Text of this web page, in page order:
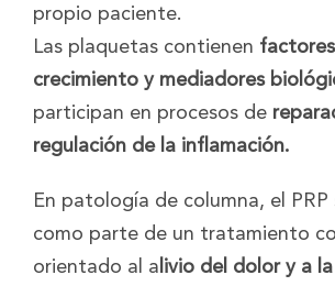
propio paciente.
Las plaquetas contienen
crecimiento y mediadores
participan en procesos de
regulación de la inflamación.
En patología de columna, el PRP
como parte de un tratamiento
orientado al a livio del dolor y a